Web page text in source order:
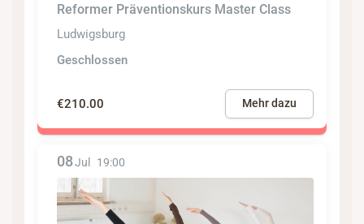
Reformer Präventionskurs Master Class
Ludwigsburg
Geschlossen
€210.00 Mehr dazu
08Jul 19:00